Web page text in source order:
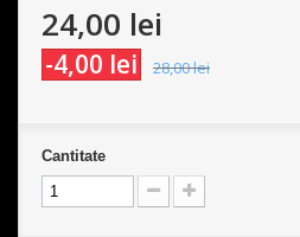
24,00 lei
-4,00 lei 28,00 lei
Cantitate